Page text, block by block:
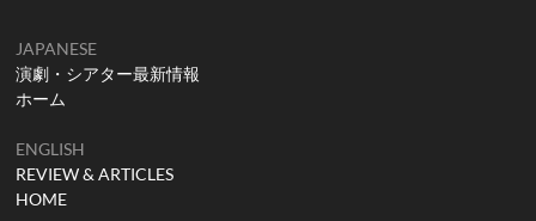
JAPANESE
演劇・シアター最新情報
ホーム
ENGLISH
REVIEW & ARTICLES
HOME